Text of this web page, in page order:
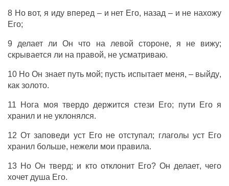
8 Но вот, я иду вперед – и нет Его, назад – и не нахожу
Его;
9 делаетли Он что на левой стороне, я не вижу;
скрывается ли на правой, не усматриваю.
10 Но Он знает путьмой; пусть испытает меня, – выйду,
как золото.
11 Нога моя твердо держится стези Его; пути Его я
хранили не уклонялся.
12 Отзаповеди устЕго неотступал; глаголы уст Его
хранилбольше, нежели мои правила.
13 Но Онтверд; и кто отклонитЕго? Он делает, чего
хочет душа Его.